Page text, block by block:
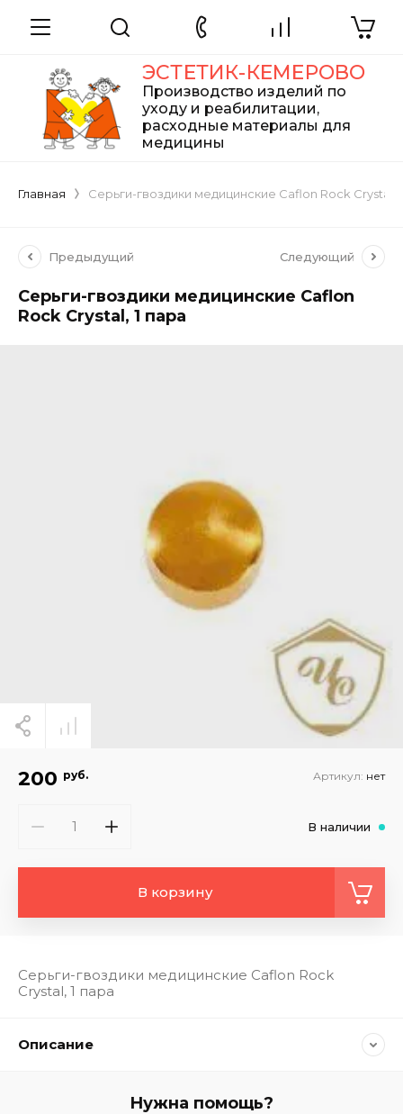
ЭСТЕТИК-КЕМЕРОВО
Производство изделий по
уходу и реабилитации,
расходные материалы для
медицины
Главная Серьги-гвоздики медицинские Caflon Rock Crystal,
Предыдущий Следующий
Серьги-гвоздики медицинские Caflon
Rock Crystal, 1 пара
Серьги-гвоздики медицинские Caflon Rock
Crystal, 1 пара
200 руб. Артикул: нет
В наличии
В корзину
Описание
Нужна помощь?